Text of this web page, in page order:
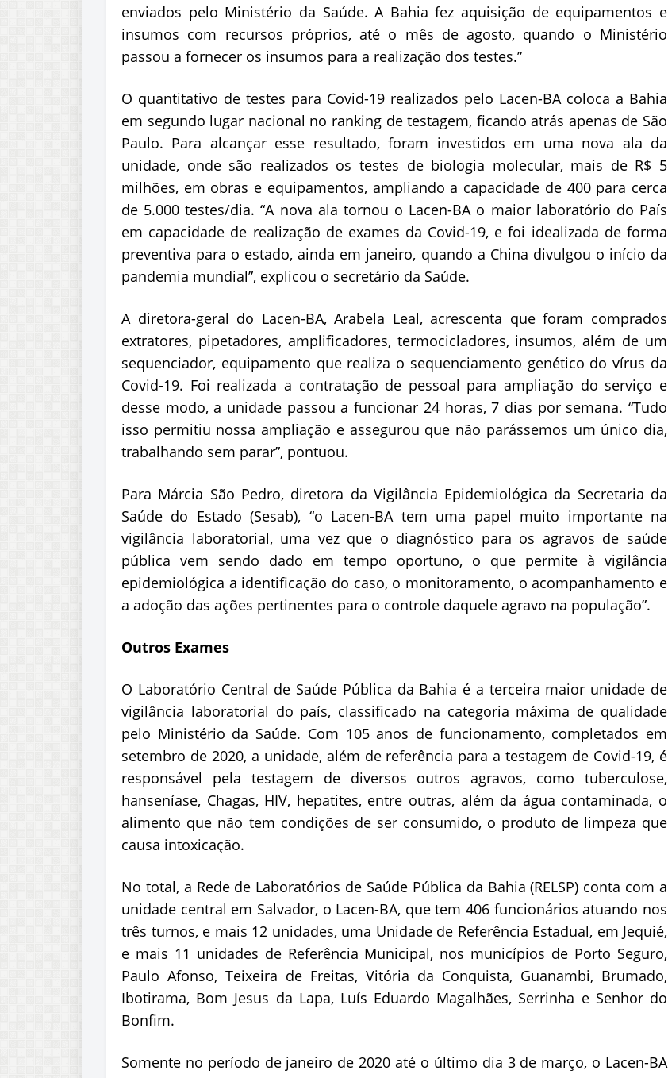
enviados pelo Ministério da Saúde. A Bahia fez aquisição de equipamentos e
insumos com recursos próprios, até o mês de agosto, quando o Ministério
passou a fornecer os insumos para a realização dos testes.”
O quantitativo de testes para Covid-19 realizados pelo Lacen-BA coloca a Bahia
em segundo lugar nacional no ranking de testagem, ficando atrás apenas de São
Paulo. Para alcançar esse resultado, foram investidos em uma nova ala da
unidade, onde são realizados os testes de biologia molecular, mais de R$ 5
milhões, em obras e equipamentos, ampliando a capacidade de 400 para cerca
de 5.000 testes/dia. “A nova ala tornou o Lacen-BA o maior laboratório do País
em capacidade de realização de exames da Covid-19, e foi idealizada de forma
preventiva para o estado, ainda em janeiro, quando a China divulgou o início da
pandemia mundial”, explicou o secretário da Saúde.
A diretora-geral do Lacen-BA, Arabela Leal, acrescenta que foram comprados
extratores, pipetadores, amplificadores, termocicladores, insumos, além de um
sequenciador, equipamento que realiza o sequenciamento genético do vírus da
Covid-19. Foi realizada a contratação de pessoal para ampliação do serviço e
desse modo, a unidade passou a funcionar 24 horas, 7 dias por semana. “Tudo
isso permitiu nossa ampliação e assegurou que não parássemos um único dia,
trabalhando sem parar”, pontuou.
Para Márcia São Pedro, diretora da Vigilância Epidemiológica da Secretaria da
Saúde do Estado (Sesab), “o Lacen-BA tem uma papel muito importante na
vigilância laboratorial, uma vez que o diagnóstico para os agravos de saúde
pública vem sendo dado em tempo oportuno, o que permite à vigilância
epidemiológica a identificação do caso, o monitoramento, o acompanhamento e
a adoção das ações pertinentes para o controle daquele agravo na população”.
Outros Exames
O Laboratório Central de Saúde Pública da Bahia é a terceira maior unidade de
vigilância laboratorial do país, classificado na categoria máxima de qualidade
pelo Ministério da Saúde. Com 105 anos de funcionamento, completados em
setembro de 2020, a unidade, além de referência para a testagem de Covid-19, é
responsável pela testagem de diversos outros agravos, como tuberculose,
hanseníase, Chagas, HIV, hepatites, entre outras, além da água contaminada, o
alimento que não tem condições de ser consumido, o produto de limpeza que
causa intoxicação.
No total, a Rede de Laboratórios de Saúde Pública da Bahia (RELSP) conta com a
unidade central em Salvador, o Lacen-BA, que tem 406 funcionários atuando nos
três turnos, e mais 12 unidades, uma Unidade de Referência Estadual, em Jequié,
e mais 11 unidades de Referência Municipal, nos municípios de Porto Seguro,
Paulo Afonso, Teixeira de Freitas, Vitória da Conquista, Guanambi, Brumado,
Ibotirama, Bom Jesus da Lapa, Luís Eduardo Magalhães, Serrinha e Senhor do
Bonfim.
Somente no período de janeiro de 2020 até o último dia 3 de março, o Lacen-BA